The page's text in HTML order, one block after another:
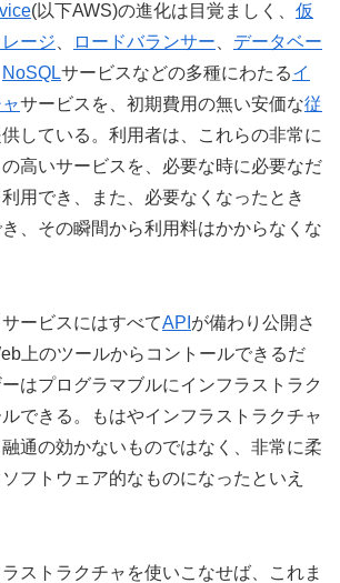
(以下AWS)の進化は目覚ましく、 仮
ージ ロードバランサー
データベー
NoSQLサービスなどの多種にわたるイ
サービスを、初期費用の無い安価な従
している。利用者は、これらの非常に
高いサービスを、必要な時に必要なだ
用でき、また、必要なくなったとき
、その瞬間から利用料はかからなくな
ービスにはすべてAPI が備わり公開さ
上のツールからコントールできるだ
はプログラマブルにインフラストラク
できる。もはやインフラストラクチャ
通の効かないものではなく、非常に柔
フトウェア的なものになったといえ
ストラクチャを使いこなせば、これま